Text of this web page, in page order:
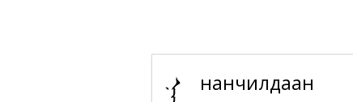
нанчилдаан